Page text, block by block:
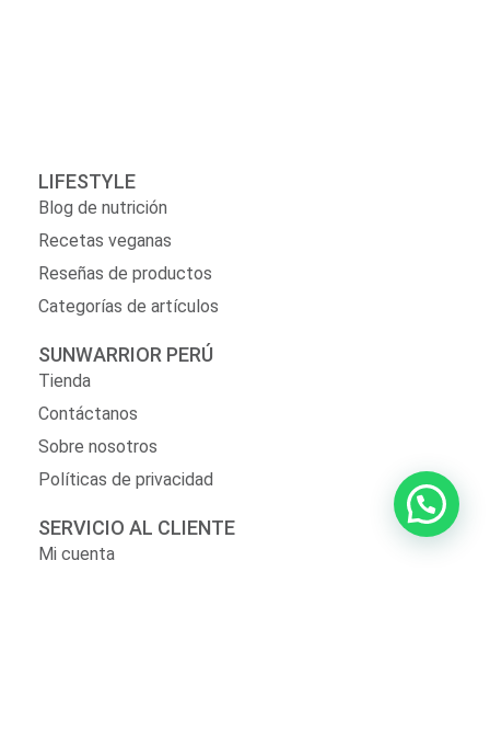
LIFESTYLE
Blog de nutrición
Recetas veganas
Reseñas de productos
Categorías de artículos
SUNWARRIOR PERÚ
Tienda
Contáctanos
Sobre nosotros
Políticas de privacidad
SERVICIO AL CLIENTE
Mi cuenta